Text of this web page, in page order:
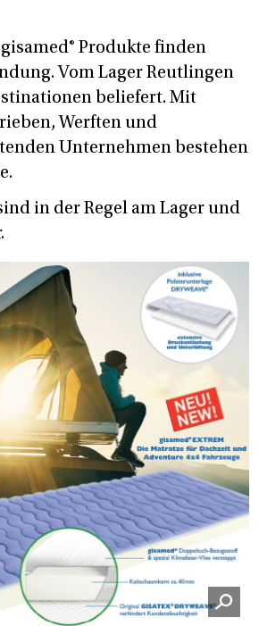
gisamed® Produkte finden
Vom Lager Reutlingen
beliefert. Mit
Werften und
Unternehmen bestehen
in der Regel am Lager und